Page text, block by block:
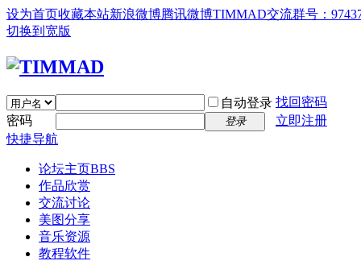
设为首页收藏本站新浪微博腾讯微博TIMMAD交流群号：
切换到宽版
自动登录 找回密码
密码
登录
立即注册
快捷导航
论坛主页BBS
作品欣赏
交流讨论
美图分享
音乐资源
教程软件